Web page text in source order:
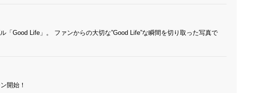
Good Life」。 ファンからの大切な”Good Life”な瞬間を切り取った写真で
開始！